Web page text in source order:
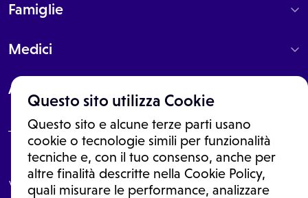
Questo sito utilizza Cookie
Questo sito e alcune terze parti usano
cookie o tecnologie simili per funzionalità
tecniche e, con il tuo consenso, anche per
altre finalità descritte nella Cookie Policy,
quali misurare le performance, analizzare
Famiglie
Medici
About
Le informazioni proposte in questo sito non sono un consulto medico.
In nessun caso, queste informazioni sostituiscono un consulto, una
visita o una diagnosi formulata dal medico. Non si devono considerare
le informazioni disponibili come suggerimenti per la formulazione di